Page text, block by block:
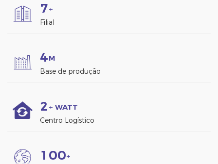
7+
Filial
4M
Base de produção
2 + WATT
Centro Logístico
1 00+